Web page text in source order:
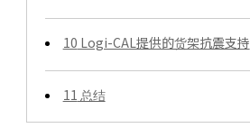
10 Logi-CAL提供的货架抗震支持
11 总结